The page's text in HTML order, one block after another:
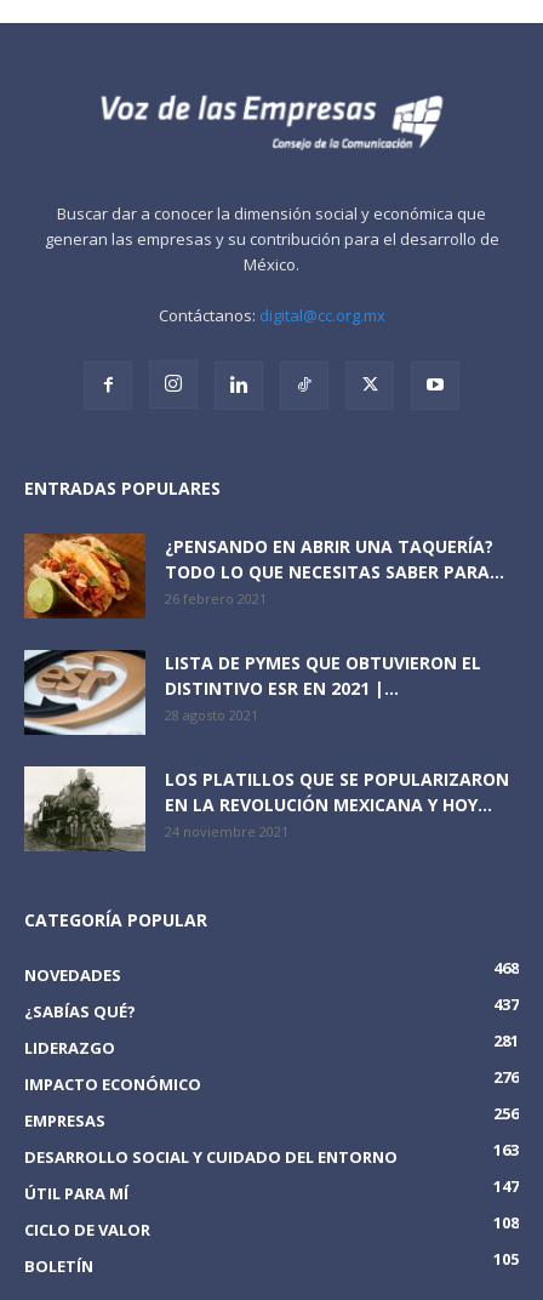
Buscar dar a conocer la dimensión social y económica que
generan las empresas y su contribución para el desarrollo de
México.
Contáctanos: digital@cc.org.mx
ENTRADAS POPULARES
¿PENSANDO EN ABRIR UNA TAQUERÍA?
TODO LO QUE NECESITAS SABER PARA...
26 febrero 2021
LISTA DE PYMES QUE OBTUVIERON EL
DISTINTIVO ESR EN 2021 |...
28 agosto 2021
LOS PLATILLOS QUE SE POPULARIZARON
EN LA REVOLUCIÓN MEXICANA Y HOY...
24 noviembre 2021
CATEGORÍA POPULAR
NOVEDADES
468
¿SABÍAS QUÉ?
437
LIDERAZGO
281
IMPACTO ECONÓMICO
276
EMPRESAS
256
DESARROLLO SOCIAL Y CUIDADO DEL ENTORNO
163
ÚTIL PARA MÍ
147
CICLO DE VALOR
108
BOLETÍN
105